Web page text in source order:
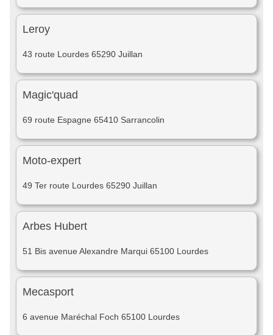
Leroy
43 route Lourdes 65290 Juillan
Magic'quad
69 route Espagne 65410 Sarrancolin
Moto-expert
49 Ter route Lourdes 65290 Juillan
Arbes Hubert
51 Bis avenue Alexandre Marqui 65100 Lourdes
Mecasport
6 avenue Maréchal Foch 65100 Lourdes